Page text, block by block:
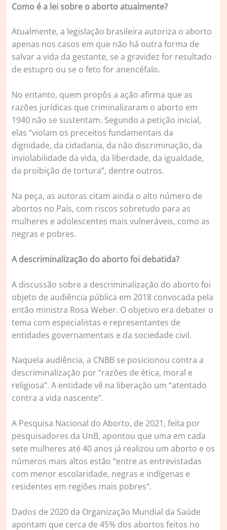
Como é a lei sobre o aborto atualmente?
Atualmente, a legislação brasileira autoriza o aborto
apenas nos casos em que não há outra forma de
salvar a vida da gestante, se a gravidez for resultado
de estupro ou se o feto for anencéfalo.
No entanto, quem propôs a ação afirma que as
razões jurídicas que criminalizaram o aborto em
1940 não se sustentam. Segundo a petição inicial,
elas “violam os preceitos fundamentais da
dignidade, da cidadania, da não discriminação, da
inviolabilidade da vida, da liberdade, da igualdade,
da proibição de tortura”, dentre outros.
Na peça, as autoras citam ainda o alto número de
abortos no País, com riscos sobretudo para as
mulheres e adolescentes mais vulneráveis, como as
negras e pobres.
A descriminalização do aborto foi debatida?
A discussão sobre a descriminalização do aborto foi
objeto de audiência pública em 2018 convocada pela
então ministra Rosa Weber. O objetivo era debater o
tema com especialistas e representantes de
entidades governamentais e da sociedade civil.
Naquela audiência, a CNBB se posicionou contra a
descriminalização por “razões de ética, moral e
religiosa”. A entidade vê na liberação um “atentado
contra a vida nascente”.
A Pesquisa Nacional do Aborto, de 2021, feita por
pesquisadores da UnB, apontou que uma em cada
sete mulheres até 40 anos já realizou um aborto e os
números mais altos estão “entre as entrevistadas
com menor escolaridade, negras e indígenas e
residentes em regiões mais pobres”.
Dados de 2020 da Organização Mundial da Saúde
apontam que cerca de 45% dos abortos feitos no